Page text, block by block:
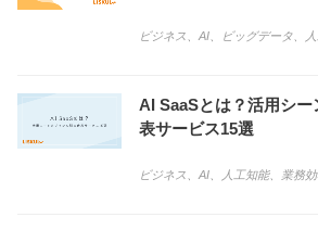
ビジネス AI ビッグデータ
AI SaaSとは？活用シ
表サービス15選
ビジネス AI 人工知能、 業務